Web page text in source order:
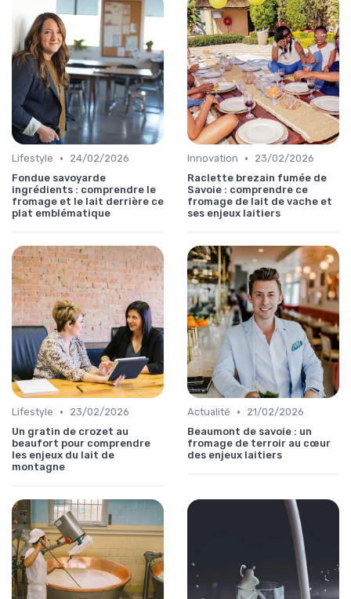
Lifestyle •
24/02/2026
Fondue savoyarde
ingrédients : comprendre le
fromage et le lait derrière ce
plat emblématique
Innovation •
23/02/2026
Raclette brezain fumée de
Savoie : comprendre ce
fromage de lait de vache et
ses enjeux laitiers
Lifestyle •
23/02/2026
Un gratin de crozet au
beaufort pour comprendre
les enjeux du lait de
montagne
Actualité •
21/02/2026
Beaumont de savoie : un
fromage de terroir au cœur
des enjeux laitiers